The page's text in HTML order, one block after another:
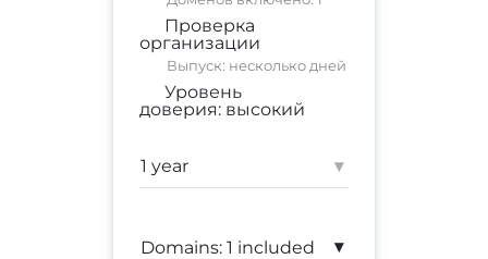
Проверка
организации
Выпуск: несколько дней
Уровень
доверия: высокий
Гарантия: $ 1,500,000
▾
▾